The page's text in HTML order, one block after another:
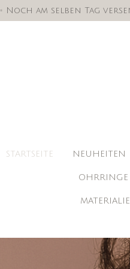
Noch am selben Tag
STARTSEITE NEUHEITEN
OHRRINGE